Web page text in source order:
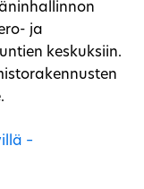
ja
keskuksiin.
–